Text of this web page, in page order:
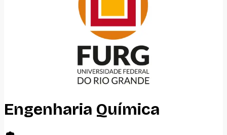
Engenharia Química